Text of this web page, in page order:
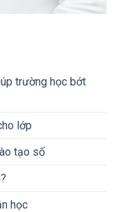
trường học bớt
lớp
tạo số
học